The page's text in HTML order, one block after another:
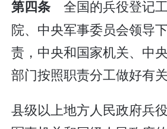
第四条全国的兵役登记
院、中央军事委员会领导
责，中央和国家机关、中
部门按照职责分工做好有关
县级以上地方人民政府兵